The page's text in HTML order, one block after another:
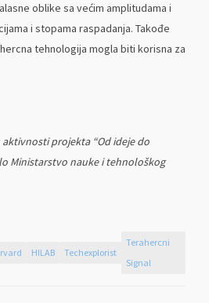
oblike sa većim amplitudama i
i stopama raspadanja. Takođe
tehnologija mogla biti korisna za
projekta “Od ideje do
Ministarstvo nauke i tehnološkog
HILAB Techexplorist
Terahercni
Signal